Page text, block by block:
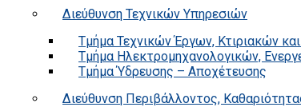
Διεύθυνση Τεχνικών Υπηρεσιών
Τμήμα Τεχνικών Έργων, Κτιριακών
Τμήμα Ηλεκτρομηχανολογικών,
Τμήμα Ύδρευσης – Αποχέτευσης
Διεύθυνση Περιβάλλοντος,